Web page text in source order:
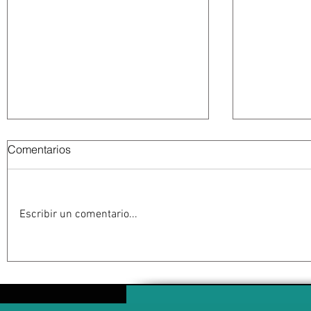
Colombia bajo un fuerte
esquema de seguridad en
detención
Comentarios
Escribir un comentario...